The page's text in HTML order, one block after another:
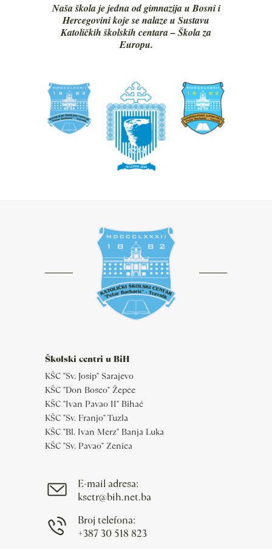
Naša škola je jedna od gimnazija u Bosni i
Hercegovini koje se nalaze u Sustavu
Katoličkih školskih centara – Škola za
Europu.
Školski centri u BiH
KŠC "Sv. Josip" Sarajevo
KŠC "Don Bosco" Žepče
KŠC "Ivan Pavao II" Bihać
KŠC "Sv. Franjo" Tuzla
KŠC "Bl. Ivan Merz" Banja Luka
KŠC "Sv. Pavao" Zenica
E-mail adresa:
ksctr@bih.net.ba
Broj telefona:
+387 30 518 823